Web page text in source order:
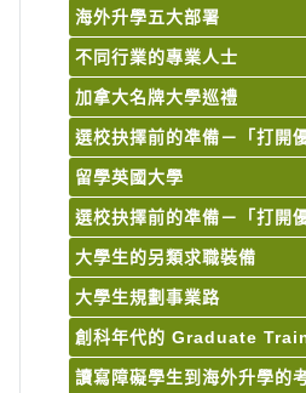
海外升學五大部署
不同行業的專業人士
加拿大名牌大學巡禮
選校抉擇前的凖備－「打開
留學英國大學
選校抉擇前的凖備－「打開
大學生的另類求職裝備
大學生規劃事業路
創科年代的 Graduate
讀寫障礙學生到海外升學的